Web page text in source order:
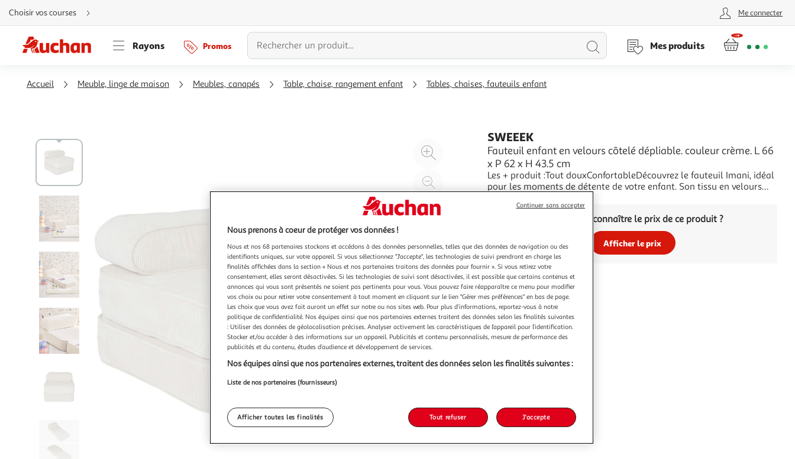
Aller
directement
au
Aller
directement
à
Aller
directement
Choisir vos courses Me connecter
Rayons Promos
Lancer
Mes produits
Accueil Meuble, linge de maison Meubles, canapés Table, chaise, rangement enfant Tables, chaises, fauteuils enfant
Agrandir
l'illustration
200%
l'illustration
à
%
Partager
produit
SWEEEK
Fauteuil enfant en velours côtelé dépliable. couleur crème. L 66
x P 62 x H 43.5 cm
Les + produit :Tout douxConfortableDécouvrez le fauteuil Imani, idéal
pour les moments de détente de votre enfant. Son tissu en velours
enfant un moment de relaxation tout en douceur. La couleur crème
du fauteuil Imani se fondraVous voulez connaître le prix de ce produit ?
Afficher le prix
Nous prenons à coeur de protéger vos données !
Nous et nos 68 partenaires stockons et accédons à des données personnelles, telles que des données de navigation ou des
identifiants uniques, sur votre appareil. Si vous sélectionnez "J'accepte", les technologies de suivi prendront en charge les
finalités affichées dans la section « Nous et nos partenaires traitons des données pour fournir ». Si vous retirez votre
consentement, elles seront désactivées. Si les technologies de suivi sont désactivées, il est possible que certains contenus et
annonces qui vous sont présentés ne soient pas pertinents pour vous. Vous pouvez faire réapparaître ce menu pour modifier
vos choix ou pour retirer votre consentement à tout moment en cliquant sur le lien "Gérer mes préférences" en bas de page.
Les choix que vous avez fait auront un effet sur notre ou nos sites web. Pour plus d’informations, reportez-vous à notre
politique de confidentialité. Nos équipes ainsi que nos partenaires externes traitent des données selon les finalités suivantes
: Utiliser des données de géolocalisation précises. Analyser activement les caractéristiques de l’appareil pour l’identification.
Stocker et/ou accéder à des informations sur un appareil. Publicités et contenu personnalisés, mesure de performance des
publicités et du contenu, études d’audience et développement de services.
Nos équipes ainsi que nos partenaires externes, traitent des données selon les finalités suivantes :
Liste de nos partenaires (fournisseurs)
Afficher toutes les finalités Tout refuser J'accepte
Continuer sans accepter